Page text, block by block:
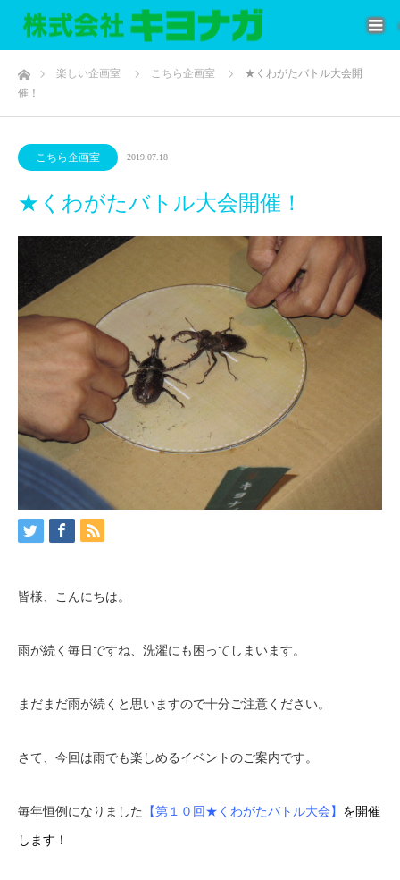
ホーム楽しい企画室 こちら企画室
★くわがたバトル大会開
催！
こちら企画室 2019.07.18
★くわがたバトル大会開催！
皆様、こんにちは。
雨が続く毎日ですね、洗濯にも困ってしまいます。
まだまだ雨が続くと思いますので十分ご注意ください。
さて、今回は雨でも楽しめるイベントのご案内です。
毎年恒例になりました 【第１０回★くわがたバトル大会】 を開催
します！